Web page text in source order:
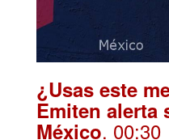
¿Usas este
Emiten alerta
México. 00:30